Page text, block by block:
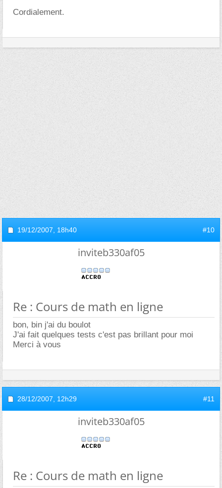
Cordialement.
19/12/2007, 18h40 #10
inviteb330af05
Re : Cours de math en ligne
bon, bin j'ai du boulot
J'ai fait quelques tests c'est pas brillant pour moi
Merci à vous
28/12/2007, 12h29 #11
inviteb330af05
Re : Cours de math en ligne